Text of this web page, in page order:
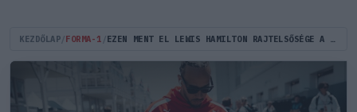
KEZDŐLAP FORMA-1 EZEN MENT EL LEWIS HAMILTON RAJTELSŐSÉGE A FERRARIVAL BARCELONÁBAN